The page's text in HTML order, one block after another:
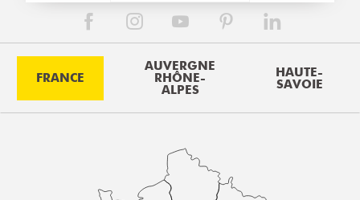
FRANCE
AUVERGNE
RHÔNE-
ALPES
HAUTE-
SAVOIE